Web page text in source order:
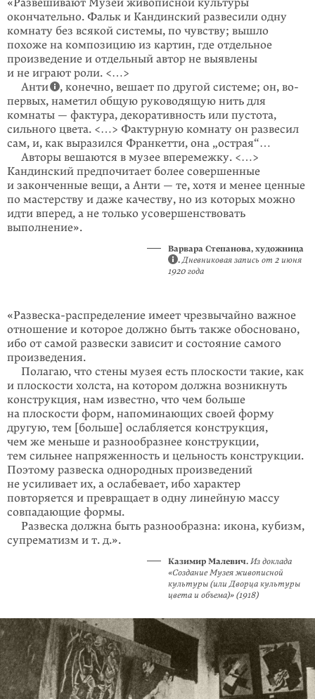
«Развешивают Музей живописной культуры
окончательно. Фальк и Кандин­ский развеси­ли одну
комнату без всякой системы, по чув­ству; вышло
похоже на композицию из картин, где отдельное
произведение и отдельный автор не выявлены
и не играют роли. <…>
Анти
, конечно, вешает по другой систе­ме; он, во-
первых, наметил общую руково­дящую нить для
комнаты — фактура, декора­тивность или пустота,
сильного цвета. <…> Фактурную комнату он развесил
сам, и, как выразился Франкетти, она „острая“…
Авторы вешаются в музее вперемежку. <…>
Кандинский предпочитает более совершенные
и законченные вещи, а Анти — те, хотя и менее ценные
по мас­терству и даже качеству, но из которых можно
идти вперед, а не только усовер­шенствовать
выполнение».
Варвара Степанова, художница
. Дневниковая запись от 2 июня
1920 года
«Развеска-распределение имеет чрезвычайно важное
отношение и которое должно быть также обосновано,
ибо от самой развески зависит и состояние самого
произведения.
Полагаю, что стены музея есть плоскости такие, как
и плоскости холста, на котором должна возникнуть
конструкция, нам известно, что чем больше
на плоскости форм, напоминающих своей форму
другую, тем [больше] ослаб­ляется конструкция,
чем же меньше и разнообразнее конструк­ции,
тем сильнее напряженность и цельность конструкции.
Поэтому развеска однородных произ­ведений
не усиливает их, а ослабевает, ибо характер
повторяется и пре­вращает в одну линейную массу
совпадающие формы.
Развеска должна быть разнообразна: икона, кубизм,
супрематизм и т. д.».
Казимир Малевич. Из доклада
«Созда­ние Музея живописной
культуры (или Двор­ца культуры
цвета и объема)» (1918)